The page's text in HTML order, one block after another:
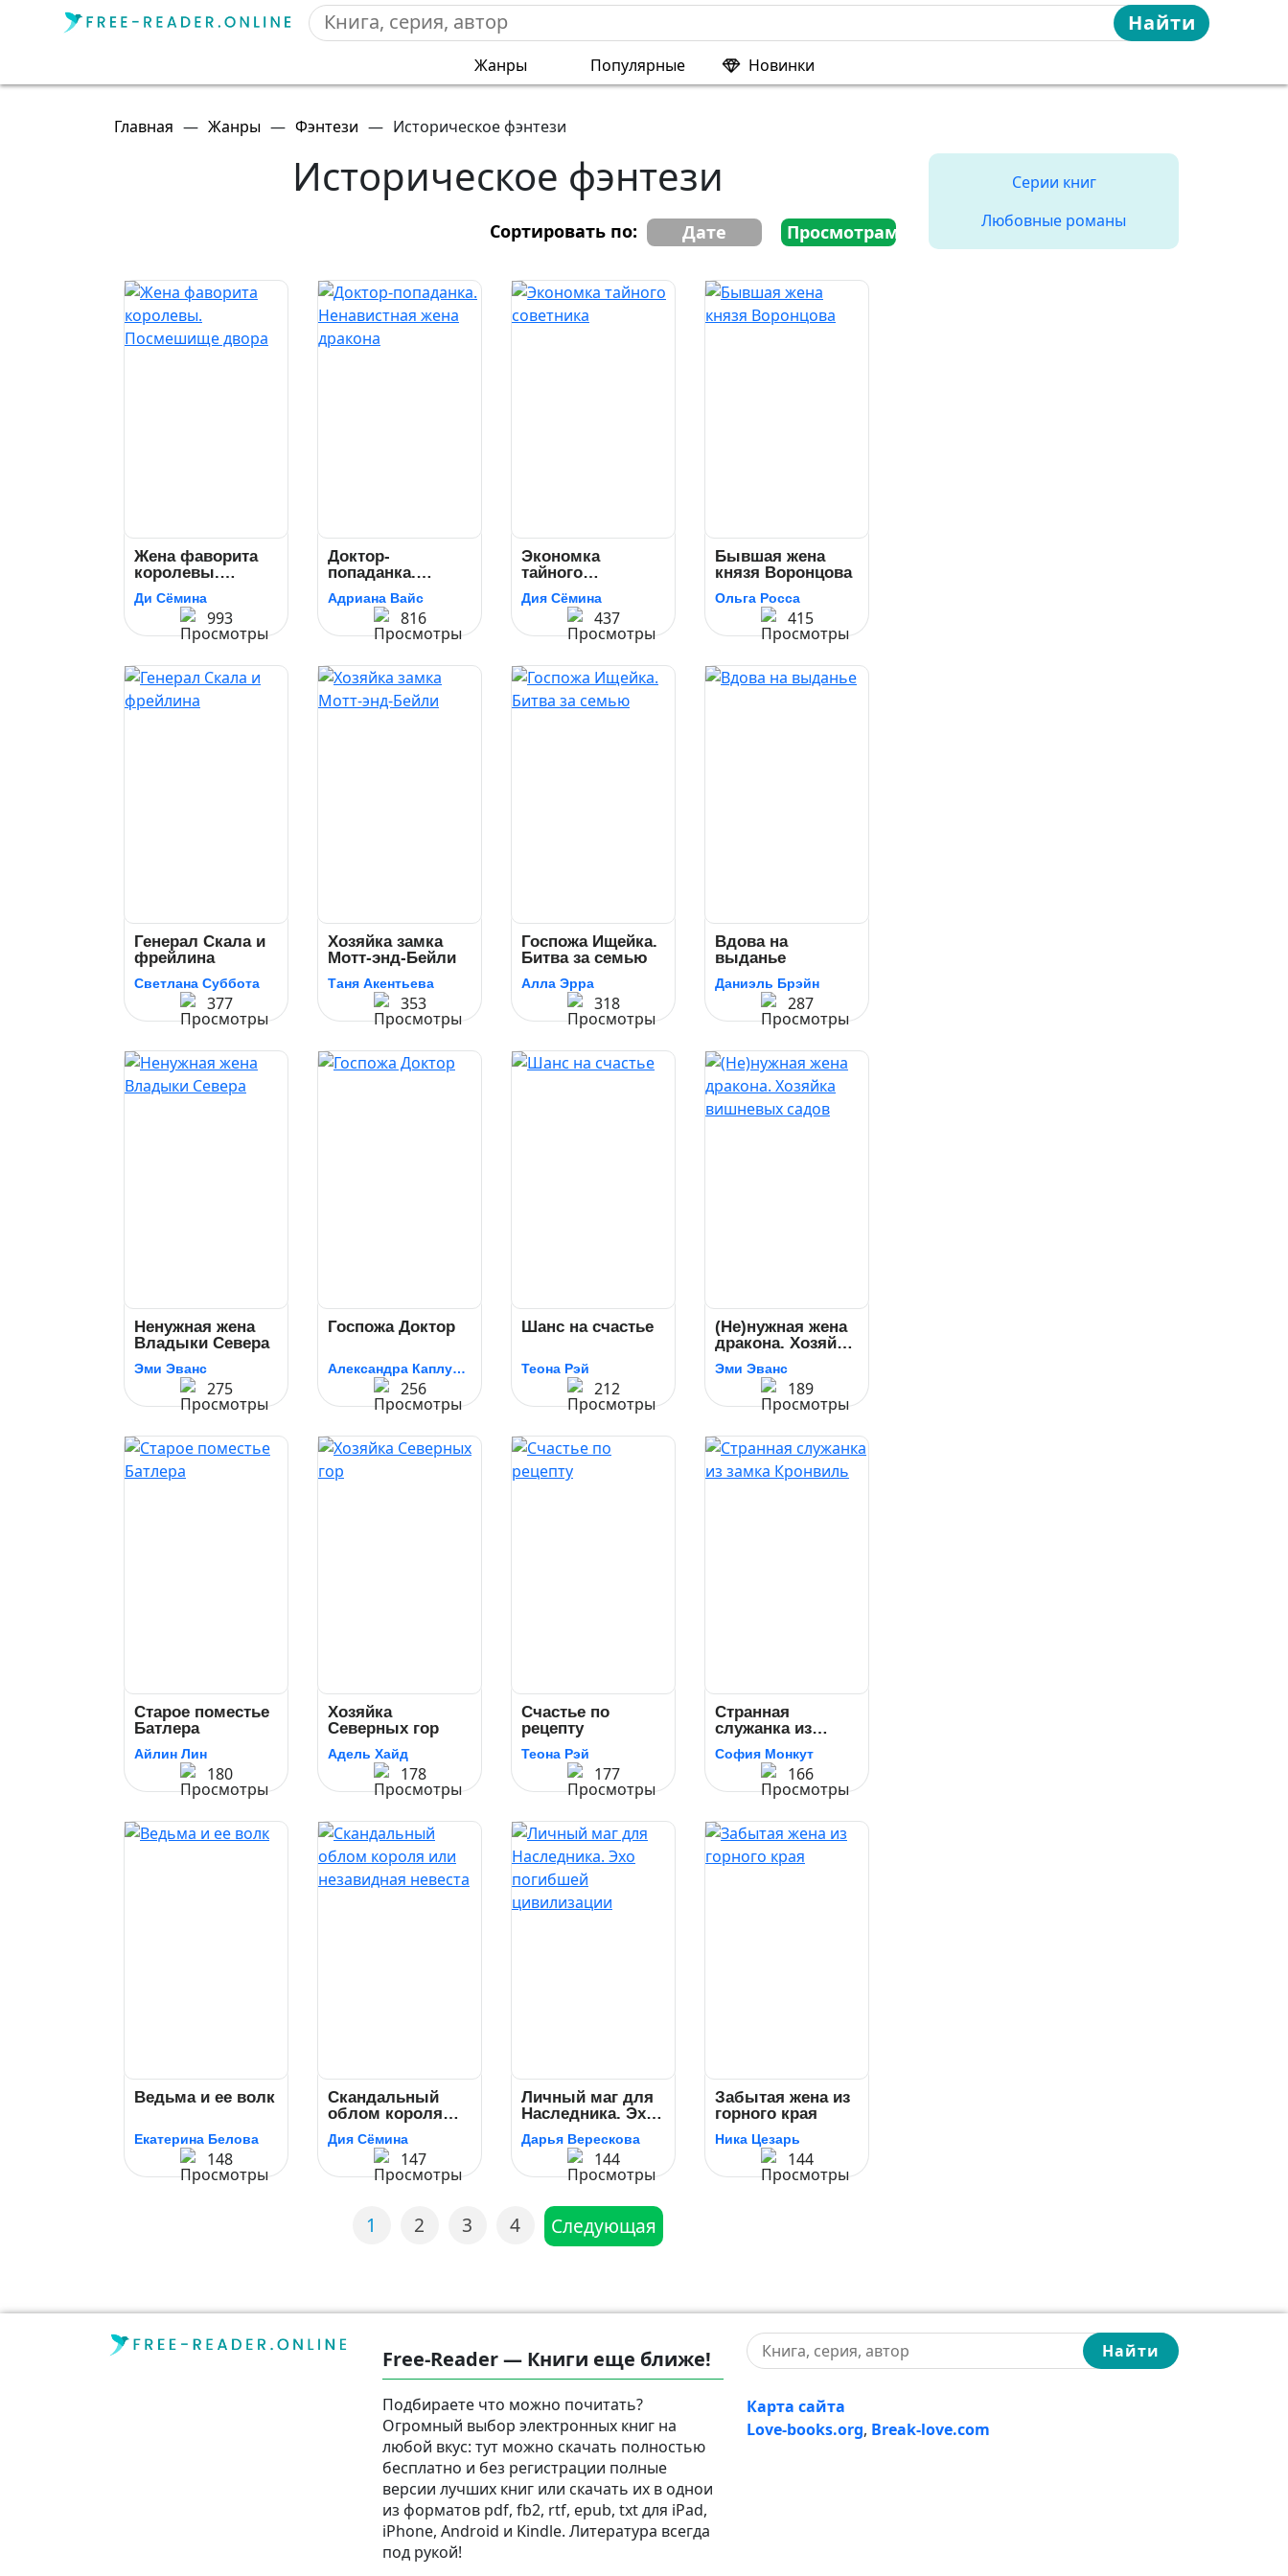
Найти
Жанры Популярные Новинки
Главная — Жанры — Фэнтези — Историческое фэнтези
Историческое фэнтези
Сортировать по: Дате Просмотрам
Жена фаворита
королевы.
Посмешище
двора
Ди Сёмина
993
Доктор-
попаданка.
Ненавистная
жена дракона
Адриана Вайс
816
Экономка
тайного
советника
Дия Сёмина
437
Бывшая жена
князя Воронцова
Ольга Росса
415
Генерал Скала и
фрейлина
Светлана Суббота
377
Хозяйка замка
Мотт-энд-Бейли
Таня Акентьева
353
Госпожа Ищейка.
Битва за семью
Алла Эрра
318
Вдова на
выданье
Даниэль Брэйн
287
Ненужная жена
Владыки Севера
Эми Эванс
275
Госпожа Доктор
Александра Каплунова
256
Шанс на счастье
Теона Рэй
212
(Не)нужная жена
дракона. Хозяйка
вишневых садов
Эми Эванс
189
Старое поместье
Батлера
Айлин Лин
180
Хозяйка
Северных гор
Адель Хайд
178
Счастье по
рецепту
Теона Рэй
177
Странная
служанка из
замка Кронвиль
София Монкут
166
Ведьма и ее волк
Екатерина Белова
148
Скандальный
облом короля
или незавидная
невеста
Дия Сёмина
147
Личный маг для
Наследника. Эхо
погибшей
цивилизации
Дарья Верескова
144
Забытая жена из
горного края
Ника Цезарь
144
1 2 3 4 Следующая
Серии книг
Любовные романы
Free-Reader — Книги еще ближе!
Подбираете что можно почитать?
Огромный выбор электронных книг на
любой вкус: тут можно скачать полностью
бесплатно и без регистрации полные
версии лучших книг или скачать их в однои
из форматов pdf, fb2, rtf, epub, txt для iPad,
iPhone, Android и Kindle. Литература всегда
под рукой!
Найти
Карта сайта
Love-books.org, Break-love.com